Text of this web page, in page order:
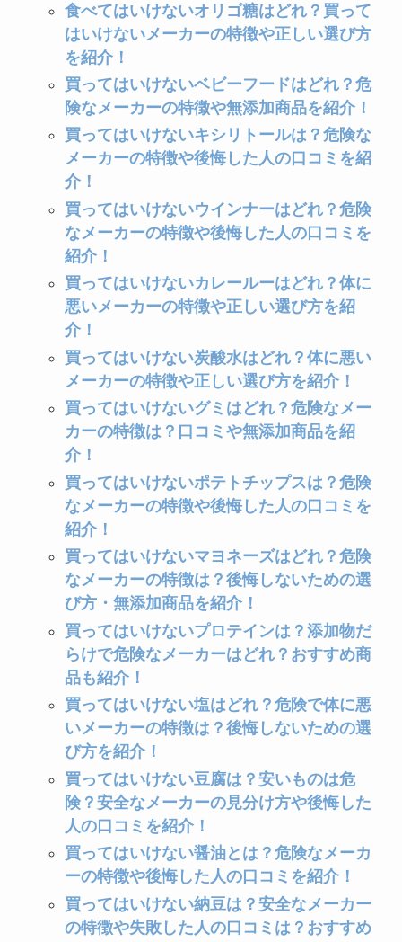
食べてはいけないオリゴ糖はどれ？買って
はいけないメーカーの特徴や正しい選び方
を紹介！
買ってはいけないベビーフードはどれ？危
険なメーカーの特徴や無添加商品を紹介！
買ってはいけないキシリトールは？危険な
メーカーの特徴や後悔した人の口コミを紹
介！
買ってはいけないウインナーはどれ？危険
なメーカーの特徴や後悔した人の口コミを
紹介！
買ってはいけないカレールーはどれ？体に
悪いメーカーの特徴や正しい選び方を紹
介！
買ってはいけない炭酸水はどれ？体に悪い
メーカーの特徴や正しい選び方を紹介！
買ってはいけないグミはどれ？危険なメー
カーの特徴は？口コミや無添加商品を紹
介！
買ってはいけないポテトチップスは？危険
なメーカーの特徴や後悔した人の口コミを
紹介！
買ってはいけないマヨネーズはどれ？危険
なメーカーの特徴は？後悔しないための選
び方・無添加商品を紹介！
買ってはいけないプロテインは？添加物だ
らけで危険なメーカーはどれ？おすすめ商
品も紹介！
買ってはいけない塩はどれ？危険で体に悪
いメーカーの特徴は？後悔しないための選
び方を紹介！
買ってはいけない豆腐は？安いものは危
険？安全なメーカーの見分け方や後悔した
人の口コミを紹介！
買ってはいけない醤油とは？危険なメーカ
ーの特徴や後悔した人の口コミを紹介！
買ってはいけない納豆は？安全なメーカー
の特徴や失敗した人の口コミは？おすすめ